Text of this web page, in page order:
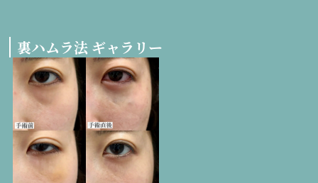
裏ハムラ法 ギャラリー